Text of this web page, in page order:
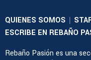
QUIENES SOMOS |
ESCRIBE EN REBAÑO
Rebaño Pasión es una